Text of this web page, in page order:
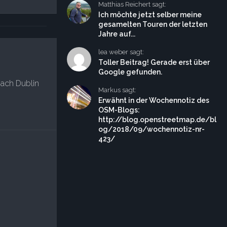
Dublin
Matthias Reichert sagt:
Ich möchte jetzt selber meine
gesamelten Touren der letzten
Jahre auf...
lea weber sagt:
Toller Beitrag! Gerade erst über
Google gefunden.
Markus sagt:
Erwähnt in der Wochennotiz des
OSM-Blogs:
http://blog.openstreetmap.de/bl
og/2018/09/wochennotiz-nr-
423/